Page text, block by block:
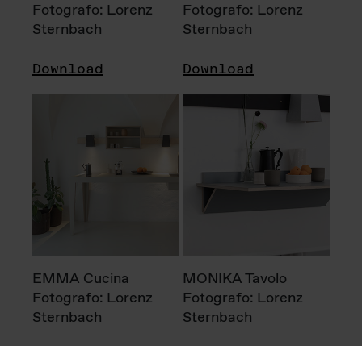
Fotografo: Lorenz
Sternbach
Download
Fotografo: Lorenz
Sternbach
Download
EMMA Cucina
Fotografo: Lorenz
Sternbach
MONIKA Tavolo
Fotografo: Lorenz
Sternbach